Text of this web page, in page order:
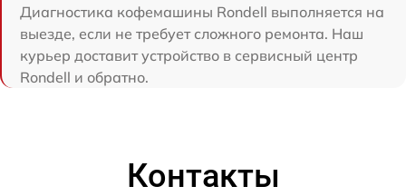
Диагностика кофемашины Rondell выполняется на
выезде, если не требует сложного ремонта. Наш
курьер доставит устройство в сервисный центр
Rondell и обратно.
Контакты